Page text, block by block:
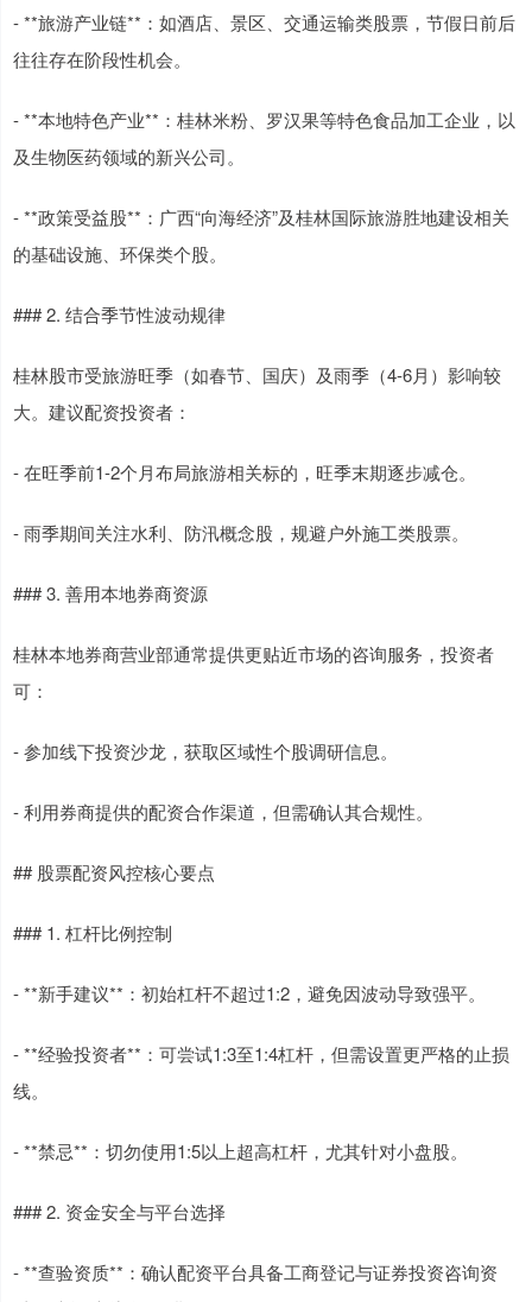
- **旅游产业链**：如酒店、景区、交通运输类股票，节假日前后
往往存在阶段性机会。
- **本地特色产业**：桂林米粉、罗汉果等特色食品加工企业，以
及生物医药领域的新兴公司。
- **政策受益股**：广西“向海经济”及桂林国际旅游胜地建设相关
的基础设施、环保类个股。
### 2. 结合季节性波动规律
桂林股市受旅游旺季（如春节、国庆）及雨季（4-6月）影响较
大。建议配资投资者：
- 在旺季前1-2个月布局旅游相关标的，旺季末期逐步减仓。
- 雨季期间关注水利、防汛概念股，规避户外施工类股票。
### 3. 善用本地券商资源
桂林本地券商营业部通常提供更贴近市场的咨询服务，投资者
可：
- 参加线下投资沙龙，获取区域性个股调研信息。
- 利用券商提供的配资合作渠道，但需确认其合规性。
## 股票配资风控核心要点
### 1. 杠杆比例控制
- **新手建议**：初始杠杆不超过1:2，避免因波动导致强平。
- **经验投资者**：可尝试1:3至1:4杠杆，但需设置更严格的止损
线。
- **禁忌**：切勿使用1:5以上超高杠杆，尤其针对小盘股。
### 2. 资金安全与平台选择
- **查验资质**：确认配资平台具备工商登记与证券投资咨询资